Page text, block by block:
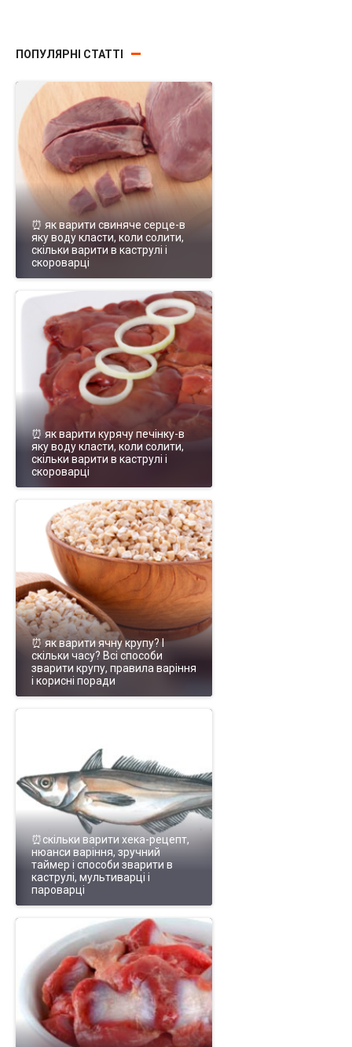
ПОПУЛЯРНІ СТАТТІ
⏰ як варити свиняче серце-в
яку воду класти, коли солити,
скільки варити в каструлі і
скороварці
⏰ як варити курячу печінку-в
яку воду класти, коли солити,
скільки варити в каструлі і
скороварці
⏰ як варити ячну крупу? І
скільки часу? Всі способи
зварити крупу, правила варіння
і корисні поради
⏰скільки варити хека-рецепт,
нюанси варіння, зручний
таймер і способи зварити в
каструлі, мультиварці і
пароварці